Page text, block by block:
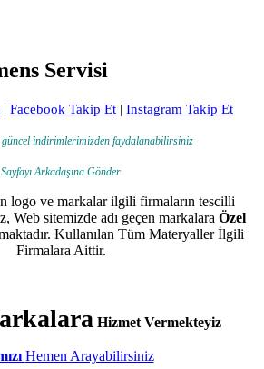
Servisi
| Facebook Takip Et | Instagram Takip Et
güncel indirimlerimizden faydalanabilirsiniz
Sayfayı Arkadaşına Gönder
logo ve markalar ilgili firmaların tescilli
Web sitemizde adı geçen markalara Özel
Kullanılan Tüm Materyaller İlgili
Firmalara Aittir.
Hizmet Vermekteyiz
Hemen Arayabilirsiniz